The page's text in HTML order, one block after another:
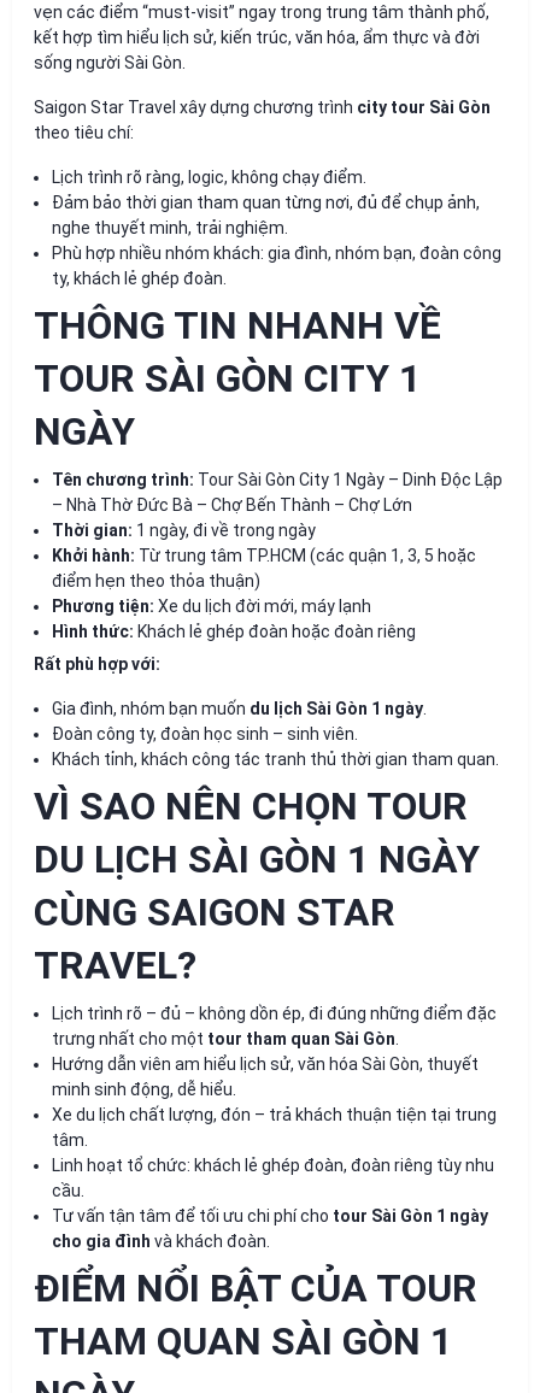
vẹn các điểm “must-visit” ngay trong trung tâm thành phố,
kết hợp tìm hiểu lịch sử, kiến trúc, văn hóa, ẩm thực và đời
sống người Sài Gòn.
Saigon Star Travel xây dựng chương trình city tour Sài Gòn
theo tiêu chí:
Lịch trình rõ ràng, logic, không chạy điểm.
Đảm bảo thời gian tham quan từng nơi, đủ để chụp ảnh,
nghe thuyết minh, trải nghiệm.
Phù hợp nhiều nhóm khách: gia đình, nhóm bạn, đoàn công
ty, khách lẻ ghép đoàn.
THÔNG TIN NHANH VỀ
TOUR SÀI GÒN CITY 1
NGÀY
Tên chương trình: Tour Sài Gòn City 1 Ngày – Dinh Độc Lập
– Nhà Thờ Đức Bà – Chợ Bến Thành – Chợ Lớn
Thời gian: 1 ngày, đi về trong ngày
Khởi hành: Từ trung tâm TP.HCM (các quận 1, 3, 5 hoặc
điểm hẹn theo thỏa thuận)
Phương tiện: Xe du lịch đời mới, máy lạnh
Hình thức: Khách lẻ ghép đoàn hoặc đoàn riêng
Rất phù hợp với:
Gia đình, nhóm bạn muốn du lịch Sài Gòn 1 ngày
Đoàn công ty, đoàn học sinh – sinh viên.
Khách tỉnh, khách công tác tranh thủ thời gian tham quan.
VÌ SAO NÊN CHỌN TOUR
DU LỊCH SÀI GÒN 1 NGÀY
CÙNG SAIGON STAR
TRAVEL?
Lịch trình rõ – đủ – không dồn ép, đi đúng những điểm đặc
trưng nhất cho một tour tham quan Sài Gòn
Hướng dẫn viên am hiểu lịch sử, văn hóa Sài Gòn, thuyết
minh sinh động, dễ hiểu.
Xe du lịch chất lượng, đón – trả khách thuận tiện tại trung
tâm.
Linh hoạt tổ chức: khách lẻ ghép đoàn, đoàn riêng tùy nhu
cầu.
Tư vấn tận tâm để tối ưu chi phí cho tour Sài Gòn 1 ngày
cho gia đình và khách đoàn.
ĐIỂM NỔI BẬT CỦA TOUR
THAM QUAN SÀI GÒN 1